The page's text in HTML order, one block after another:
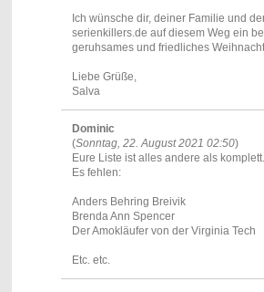
Ich wünsche dir, deiner Familie und
serienkillers.de auf diesem Weg ein
geruhsames und friedliches
Liebe Grüße,
Salva
Dominic
(Sonntag, 22. August 2021 02:50)
Eure Liste ist alles andere als komplett.
Es fehlen:
Anders Behring Breivik
Brenda Ann Spencer
Der Amokläufer von der Virginia Tech
Etc. etc.